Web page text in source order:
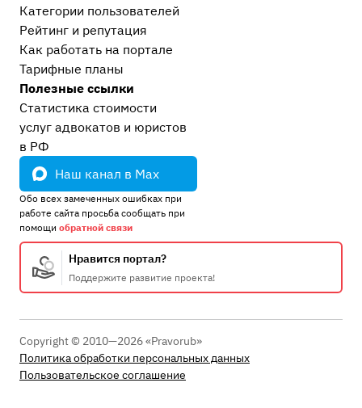
Категории пользователей
Рейтинг и репутация
Как работать на портале
Тарифные планы
Полезные ссылки
Статистика стоимости
услуг адвокатов и юристов
в РФ
Наш канал в Max
Обо всех замеченных ошибках при
работе сайта просьба сообщать при
помощи обратной связи
Нравится портал?
Поддержите развитие проекта!
Copyright © 2010—2026 «Pravorub»
Политика обработки персональных данных
Пользовательское соглашение